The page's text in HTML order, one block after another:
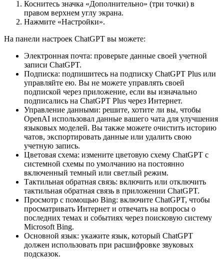
Коснитесь значка «Дополнительно» (три точки) в
правом верхнем углу экрана.
Нажмите «Настройки».
На панели настроек ChatGPT вы можете:
Электронная почта: проверьте данные своей учетной
записи ChatGPT.
Подписка: подпишитесь на подписку ChatGPT Plus или
управляйте ею. Вы не можете управлять своей
подпиской через приложение, если вы изначально
подписались на ChatGPT Plus через Интернет.
Управление данными: решите, хотите ли вы, чтобы
OpenAI использовал данные вашего чата для улучшения
языковых моделей. Вы также можете очистить историю
чатов, экспортировать данные или удалить свою
учетную запись.
Цветовая схема: измените цветовую схему ChatGPT с
системной схемы по умолчанию на постоянно
включенный темный или светлый режим.
Тактильная обратная связь: включить или отключить
тактильная обратная связь в приложении ChatGPT.
Просмотр с помощью Bing: включите ChatGPT, чтобы
просматривать Интернет и отвечать на вопросы о
последних темах и событиях через поисковую систему
Microsoft Bing.
Основной язык: укажите язык, который ChatGPT
должен использовать при расшифровке звуковых
подсказок.